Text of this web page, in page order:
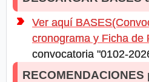
Ver aquí
cronograma y Ficha de
convocatoria "0102-